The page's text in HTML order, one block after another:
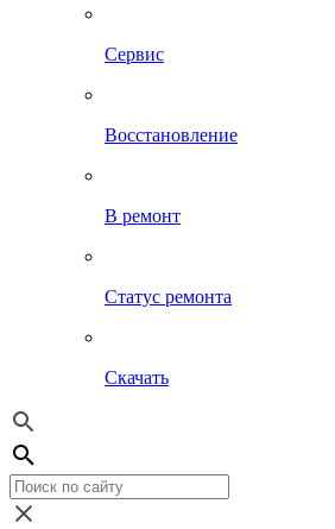
Сервис
Восстановление
В ремонт
Статус ремонта
Скачать